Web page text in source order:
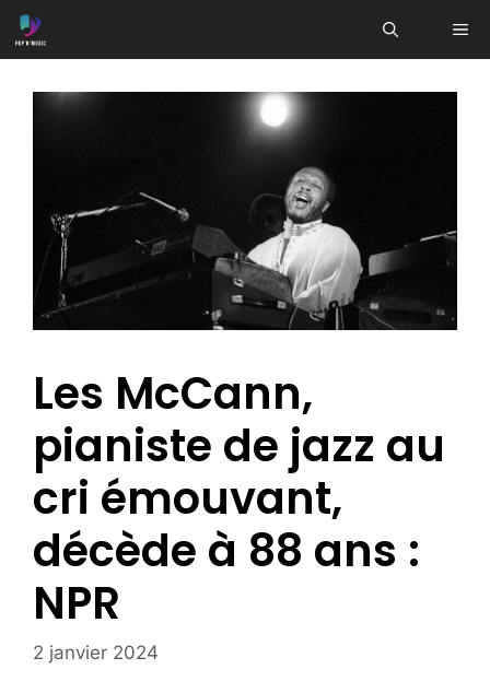
Aller
au
Les McCann,
pianiste de jazz au
cri émouvant,
décède à 88 ans :
NPR
2 janvier 2024